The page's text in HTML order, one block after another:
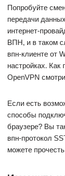
Попробуйте
передачи
интернет-
ВПН, и в таком
впн-клиенте от
настройках. Как
OpenVPN
Если есть
способы
браузере? Вы
впн-протокол
можете